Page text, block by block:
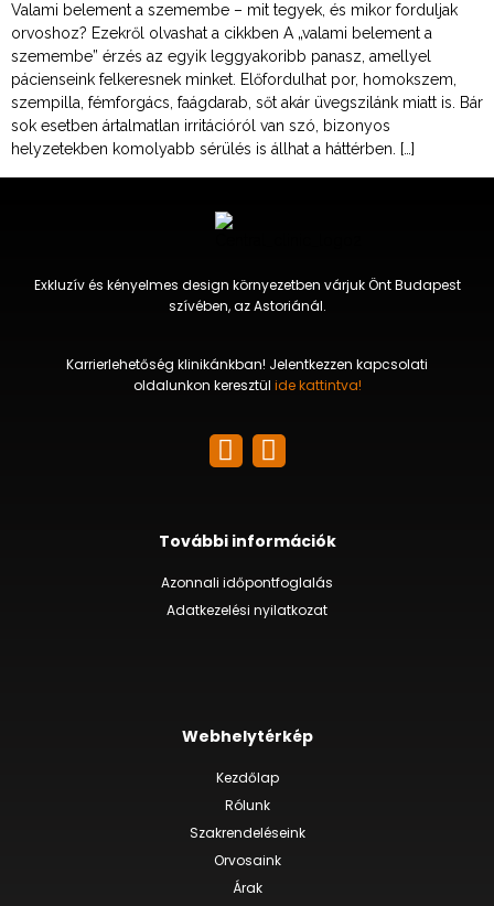
Valami belement a szemembe – mit tegyek, és mikor forduljak
orvoshoz? Ezekről olvashat a cikkben A „valami belement a
szemembe” érzés az egyik leggyakoribb panasz, amellyel
pácienseink felkeresnek minket. Előfordulhat por, homokszem,
szempilla, fémforgács, faágdarab, sőt akár üvegszilánk miatt is. Bár
sok esetben ártalmatlan irritációról van szó, bizonyos
helyzetekben komolyabb sérülés is állhat a háttérben. […]
Exkluzív és kényelmes design környezetben várjuk Önt Budapest
szívében, az Astoriánál.
Karrierlehetőség klinikánkban! Jelentkezzen kapcsolati
oldalunkon keresztül ide kattintva!
További információk
Azonnali időpontfoglalás
Adatkezelési nyilatkozat
Webhelytérkép
Kezdőlap
Rólunk
Szakrendeléseink
Orvosaink
Árak